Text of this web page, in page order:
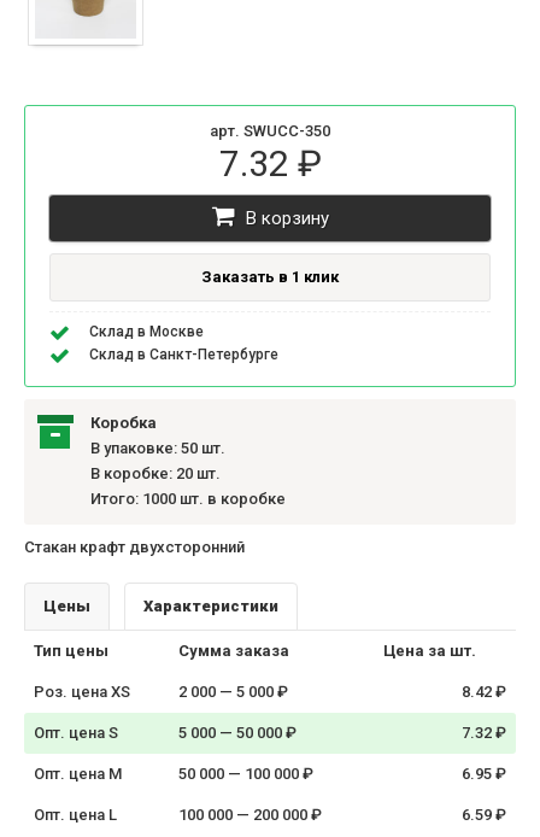
арт. SWUCC-350
7.32 ₽
В корзину
Заказать в 1 клик
Склад в Москве
Склад в Санкт-Петербурге
Коробка
В упаковке: 50 шт.
В коробке: 20 шт.
Итого: 1000 шт. в коробке
Стакан крафт двухсторонний
Цены Характеристики
Тип цены Сумма заказа Цена за шт.
Роз. цена XS 2 000 — 5 000 ₽ 8.42 ₽
Опт. цена S 5 000 — 50 000 ₽ 7.32 ₽
Опт. цена M 50 000 — 100 000 ₽ 6.95 ₽
Опт. цена L 100 000 — 200 000 ₽ 6.59 ₽